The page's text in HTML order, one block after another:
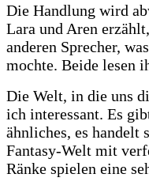
Die Handlung wird
Lara und Aren
anderen Sprecher,
mochte. Beide lesen
Die Welt, in die uns
ich interessant. Es
ähnliches, es handelt
Fantasy-Welt mit
Ränke spielen eine